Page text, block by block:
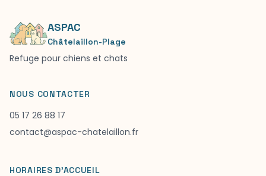
ASPAC
Châtelaillon-Plage
Refuge pour chiens et chats
NOUS CONTACTER
05 17 26 88 17
contact@aspac-chatelaillon.fr
HORAIRES D'ACCUEIL